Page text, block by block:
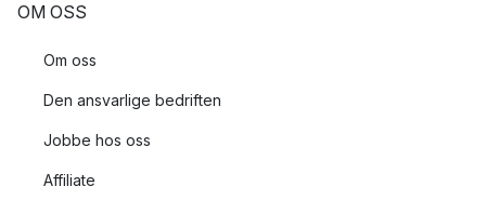
OM OSS
Om oss
Den ansvarlige bedriften
Jobbe hos oss
Affiliate